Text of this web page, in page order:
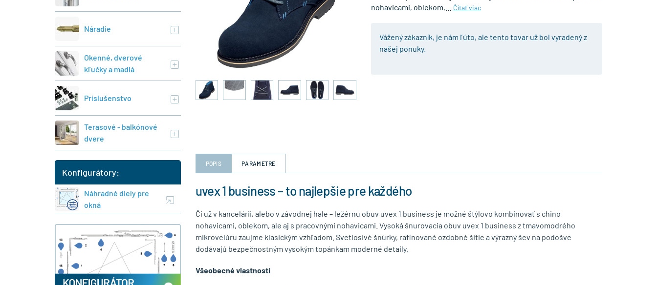
nohavicami, oblekom,…
Čítať viac
Vážený zákazník, je nám ľúto, ale tento tovar už bol vyradený z
našej ponuky.
POPIS PARAMETRE
uvex 1 business – to najlepšie pre každého
Či už v kancelárii, alebo v závodnej hale – ležérnu obuv uvex 1 business je možné štýlovo kombinovať s chino
nohavicami, oblekom, ale aj s pracovnými nohavicami. Vysoká šnurovacia obuv uvex 1 business z tmavomodrého
mikrovelúru zaujme klasickým vzhľadom. Svetlosivé šnúrky, rafinované ozdobné šitie a výrazný šev na podošve
dodávajú bezpečnostným vysokým topánkam moderné detaily.
Všeobecné vlastnosti
Náradie
Okenné, dverové
kľučky a madlá
Príslušenstvo
Terasové - balkónové
dvere
Konfigurátory:
Náhradné diely pre
okná